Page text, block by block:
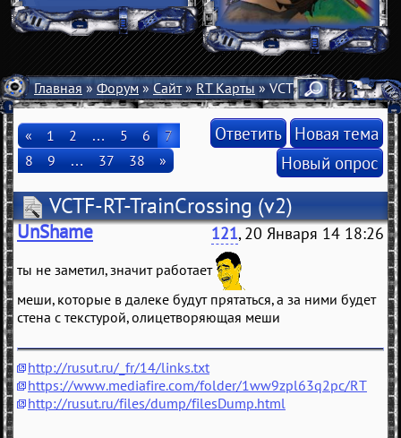
Главная»Форум»Сайт»RT Карты» VCTF-RT-
« 1 2 … 5 6
7
8
9 … 37 38 »
Ответить Новая тема
Новый опрос
VCTF-RT-TrainCrossing (v2)
UnShame 121, 20 Января 14 18:26
ты не заметил, значит работает
меши, которые в далеке будут прятаться, а за ними будет
стена с текстурой, олицетворяющая меши
http://rusut.ru/_fr/14/links.txt
https://www.mediafire.com/folder/1ww9zpl63q2pc/RT
http://rusut.ru/files/dump/filesDump.html